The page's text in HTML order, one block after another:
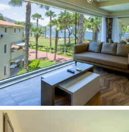
teniso inventorius už papildomą
turkiška pirtis nemokamai
aerobika nemokamai
diskoteka nemokamai
treniruoklių salė nemokamai
paplūdimio tinklinis nemokamai
pramoginiai renginiai nemokamai
stalo tenisas nemokamai
vandens aerobika nemokamai
karaoke
teniso kortas nemokamai (su